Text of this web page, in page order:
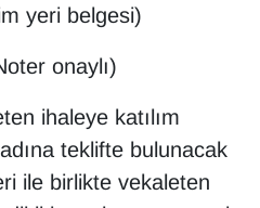
yeri belgesi)
onaylı)
ihaleye katılım
teklifte bulunacak
ile birlikte vekaleten